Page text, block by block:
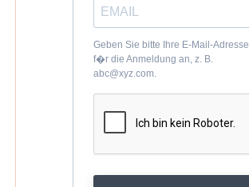
Geben Sie bitte Ihre E-Mail-Adresse
f�r die Anmeldung an, z. B.
abc@xyz.com.